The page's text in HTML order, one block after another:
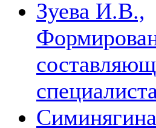
Зуева И.В.,
специалиста